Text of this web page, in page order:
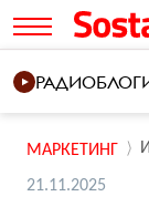
РАДИО
МАРКЕТИНГ
21.11.2025